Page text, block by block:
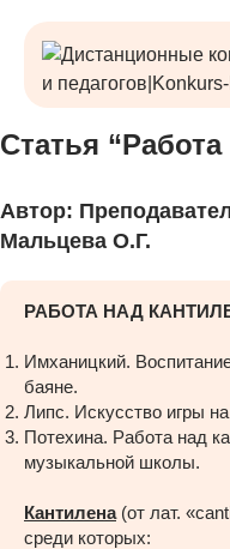
Статья
Автор:
Мальцева О.Г.
РАБОТА НАД
Имханицкий.
баяне.
Липс. Искусство игры
Потехина. Работа над
музыкальной школы.
Кантилена(от лат.
среди которых: